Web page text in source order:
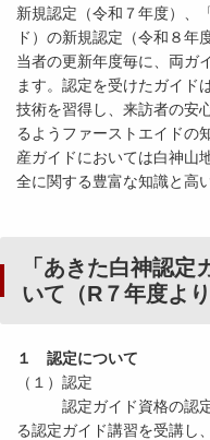
新規認定（令和７年度）、
ド）の新規認定（令和８年
当者の更新年度毎に、両ガ
ます。認定を受けたガイド
技術を習得し、来訪者の安
るようファーストエイドの
産ガイドにおいては白神山
全に関する豊富な知識と高
「あきた白神認
いて（R７年度より
１ 認定について
（１）認定
認定ガイド資格の認定
る認定ガイド講習を受講し